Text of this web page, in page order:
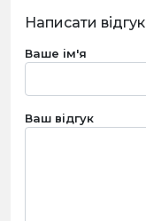
Написати відгук
Ваше ім'я
Ваш відгук